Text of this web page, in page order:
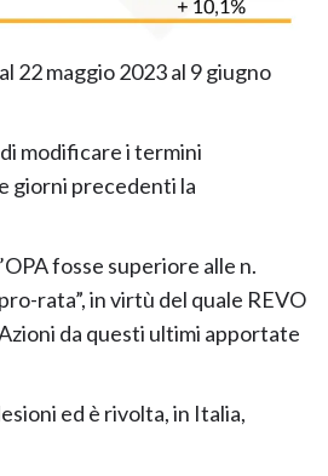
22 maggio 2023 al 9 giugno
modificare i termini
giorni precedenti la
fosse superiore alle n.
rata”, in virtù del quale REVO
da questi ultimi apportate
ed è rivolta, in Italia,